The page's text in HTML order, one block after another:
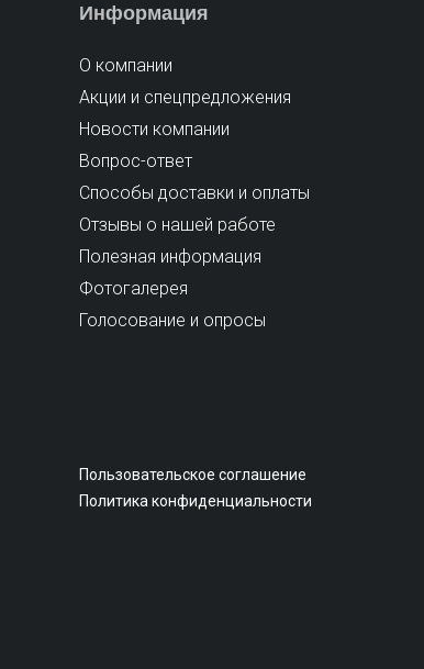
Информация
О компании
Акции и спецпредложения
Новости компании
Вопрос-ответ
Способы доставки и оплаты
Отзывы о нашей работе
Полезная информация
Фотогалерея
Голосование и опросы
Пользовательское соглашение
Политика конфиденциальности